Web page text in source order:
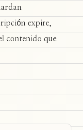
expire,
contenido que